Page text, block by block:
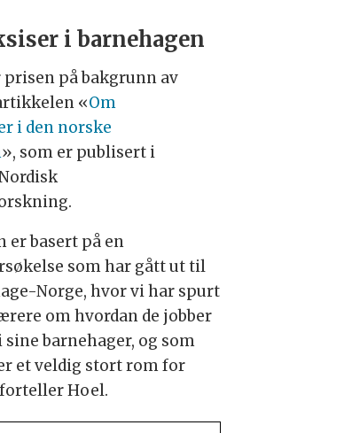
i barnehagen
på bakgrunn av
«Om
i den norske
», som er publisert i
er basert på en
som har gått ut til
Norge, hvor vi har spurt
om hvordan de jobber
sine barnehager, og som
et veldig stort rom for
Hoel.